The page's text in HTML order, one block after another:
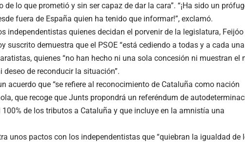
lo que prometió y sin ser capaz de dar la cara”. “¡Ha sido un
fuera de España quien ha tenido que informar!”, exclamó.
independentistas quienes decidan el porvenir de la legislatura, Feijóo
suscrito demuestra que el PSOE “está cediendo a todas y a cada
quienes “no han hecho ni una sola concesión ni muestran el
de reconducir la situación”.
acuerdo que “se refiere al reconocimiento de Cataluña como nación
que recoge que Junts propondrá un referéndum de
de los tributos a Cataluña y que incluye en la amnistía una
unos pactos con los independentistas que “quiebran la igualdad de